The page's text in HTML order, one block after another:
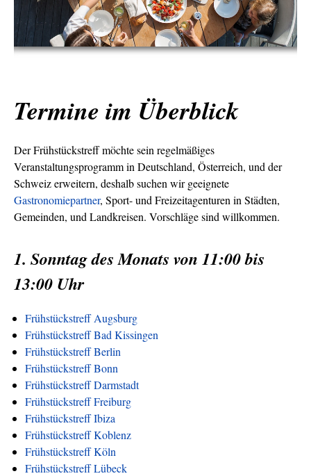
Termine im Überblick
Der Frühstückstreff möchte sein regelmäßiges
Veranstaltungsprogramm in Deutschland, Österreich, und der
Schweiz erweitern, deshalb suchen wir geeignete
Gastronomiepartner, Sport- und Freizeitagenturen in Städten,
Gemeinden, und Landkreisen. Vorschläge sind willkommen.
1. Sonntag des Monats von 11:00 bis
13:00 Uhr
Frühstückstreff Augsburg
Frühstückstreff Bad Kissingen
Frühstückstreff Berlin
Frühstückstreff Bonn
Frühstückstreff Darmstadt
Frühstückstreff Freiburg
Frühstückstreff Ibiza
Frühstückstreff Koblenz
Frühstückstreff Köln
Frühstückstreff Lübeck